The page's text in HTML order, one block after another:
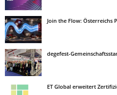
Join the Flow: Österreichs
degefest-
ET Global erweitert